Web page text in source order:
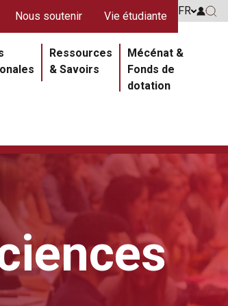
Ressources
& Savoirs
Mécénat &
Fonds de
dotation
Nous soutenir Vie étudiante FR Go to
Go